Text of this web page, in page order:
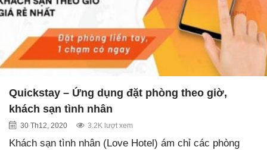
Quickstay – Ứng dụng đặt phòng theo giờ,
khách sạn tình nhân
30 Th12, 2020 3.2K lượt xem
Khách sạn tình nhân (Love Hotel) ám chỉ các phòng